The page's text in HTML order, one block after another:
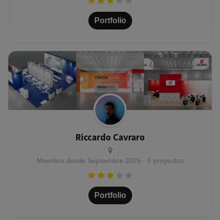
Portfolio
Riccardo Cavraro
Miembro desde Septiembre 2025 · 6 proyectos
Portfolio